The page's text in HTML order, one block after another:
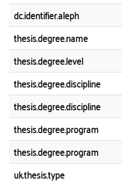
dc.identifier.aleph
thesis.degree.name
thesis.degree.level
thesis.degree.discipline
thesis.degree.discipline
thesis.degree.program
thesis.degree.program
uk.thesis.type